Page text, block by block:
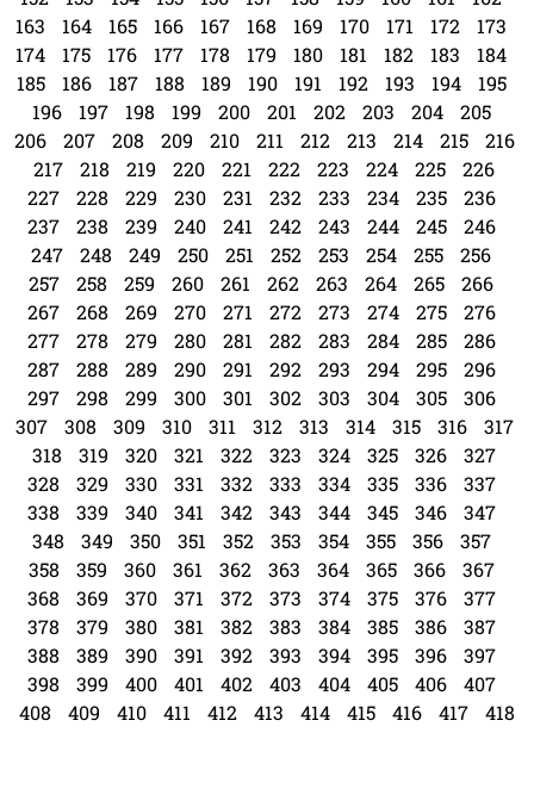
163
164 165 166 167 168 169 170 171 172
173
174
175 176 177 178 179 180 181 182 183
184
185
186 187 188 189 190 191 192 193 194
195
196
197 198 199 200 201 202 203 204
205
206
207 208 209 210 211 212 213 214 215
216
217
218 219 220 221 222 223 224 225
226
227
228 229 230 231 232 233 234 235
236
237
238 239 240 241 242 243 244 245
246
247
248 249 250 251 252 253 254 255
256
257
258 259 260 261 262 263 264 265
266
267
268 269 270 271 272 273 274 275
276
277
278 279 280 281 282 283 284 285
286
287
288 289 290 291 292 293 294 295
296
297
298 299 300 301 302 303 304 305
306
307
308 309 310 311 312 313 314 315 316
317
318
319 320 321 322 323 324 325 326
327
328
329 330 331 332 333 334 335 336
337
338
339 340 341 342 343 344 345 346
347
348
349 350 351 352 353 354 355 356
357
358
359 360 361 362 363 364 365 366
367
368
369 370 371 372 373 374 375 376
377
378
379 380 381 382 383 384 385 386
387
388
389 390 391 392 393 394 395 396
397
398
399 400 401 402 403 404 405 406
407
408
409 410 411 412 413 414 415 416 417 418